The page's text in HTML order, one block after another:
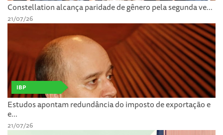
Constellation alcança paridade de gênero pela segunda ve...
21/07/26
IBP
Estudos apontam redundância do imposto de exportação e
e...
21/07/26